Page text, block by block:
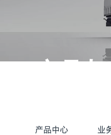
产品
产品中心 业